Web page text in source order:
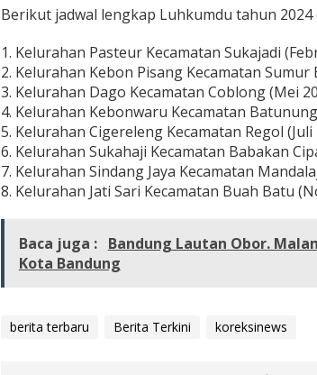
Berikut jadwal lengkap Luhkumdu tahun 2024
1. Kelurahan Pasteur Kecamatan Sukajadi
2. Kelurahan Kebon Pisang Kecamatan
3. Kelurahan Dago Kecamatan Coblong (Mei
4. Kelurahan Kebonwaru Kecamatan
5. Kelurahan Cigereleng Kecamatan Regol (Juli
6. Kelurahan Sukahaji Kecamatan Babakan
7. Kelurahan Sindang Jaya Kecamatan
8. Kelurahan Jati Sari Kecamatan Buah Batu
Baca juga : Bandung Lautan Obor.
Kota Bandung
berita terbaru Berita Terkini koreksinews